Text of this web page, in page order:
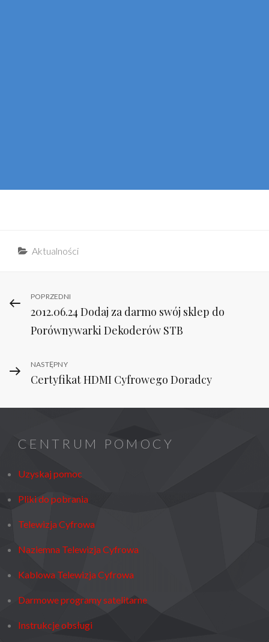
Categories
Aktualności
Nawigacja
wpisu
Previous
Post
POPRZEDNI
2012.06.24 Dodaj za darmo swój sklep do
Porównywarki Dekoderów STB
Next
Post
NASTĘPNY
Certyfikat HDMI Cyfrowego Doradcy
CENTRUM POMOCY
Uzyskaj pomoc
Pliki do pobrania
Telewizja Cyfrowa
Naziemna Telewizja Cyfrowa
Kablowa Telewizja Cyfrowa
Darmowe programy satelitarne
Instrukcje obsługi